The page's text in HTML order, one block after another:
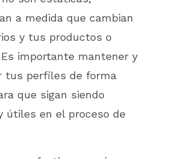
a medida que cambian
y tus productos o
Es importante mantener y
tus perfiles de forma
que sigan siendo
útiles en el proceso de